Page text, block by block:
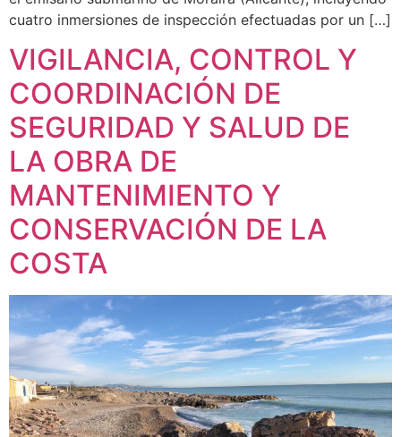
cuatro inmersiones de inspección efectuadas por un […]
VIGILANCIA, CONTROL Y
COORDINACIÓN DE
SEGURIDAD Y SALUD DE
LA OBRA DE
MANTENIMIENTO Y
CONSERVACIÓN DE LA
COSTA